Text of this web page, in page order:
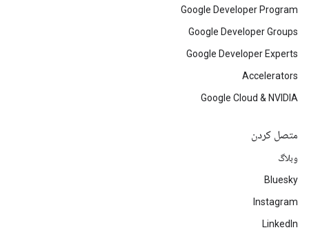
Google Developer Program
Google Developer Groups
Google Developer Experts
Accelerators
Google Cloud & NVIDIA
متصل کردن
وبلاگ
Bluesky
Instagram
LinkedIn